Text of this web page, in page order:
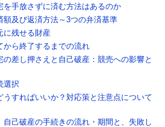
を手放さずに済む方法はあるのか
額及び返済方法～3つの弁済基準
に残せる財産
から終了するまでの流れ
の差し押さえと自己破産：競売への影響と
選択
うすればいいか？対応策と注意点について
自己破産の手続きの流れ・期間と、失敗し